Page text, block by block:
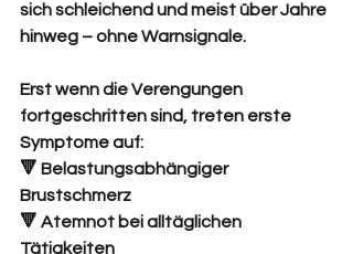
sich schleichend und meist über Jahre
hinweg – ohne Warnsignale.
Erst wenn die Verengungen
fortgeschritten sind, treten erste
Symptome auf:
🔻 Belastungsabhängiger
Brustschmerz
🔻 Atemnot bei alltäglichen
Tätigkeiten